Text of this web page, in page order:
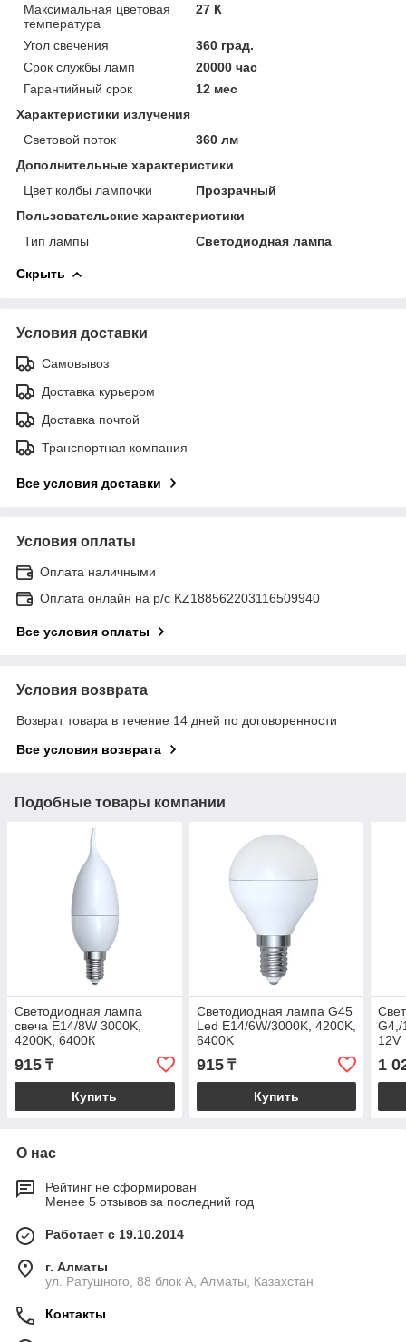
Максимальная цветовая
температура
27 К
Угол свечения
360 град.
Срок службы ламп
20000 час
Гарантийный срок
12 мес
Характеристики излучения
Световой поток
360 лм
Дополнительные характеристики
Цвет колбы лампочки
Прозрачный
Пользовательские характеристики
Тип лампы
Светодиодная лампа
Скрыть
Условия доставки
Самовывоз
Доставка курьером
Доставка почтой
Транспортная компания
Все условия доставки
Условия оплаты
Оплата наличными
Оплата онлайн на р/с KZ188562203116509940
Все условия оплаты
Условия возврата
Возврат товара в течение 14 дней по договоренности
Все условия возврата
Подобные товары компании
Светодиодная лампа
свеча Е14/8W 3000K,
4200K, 6400К
915 ₸
Купить
Светодиодная лампа G45
Led E14/6W/3000K, 4200K,
6400K
915₸
Купить
G4,/
12V
1
О нас
Рейтинг не сформирован
Менее 5 отзывов за последний год
Работает с 19.10.2014
г. Алматы
ул. Ратушного, 88 блок A, Алматы, Казахстан
Контакты